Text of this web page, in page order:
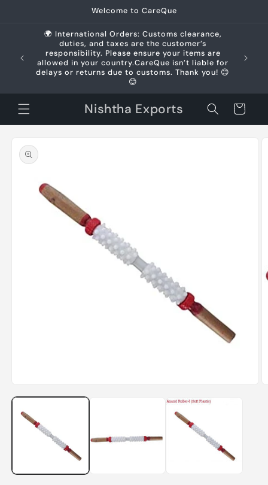
Welcome to CareQue
🌍 International Orders: Customs clearance,
duties, and taxes are the customer’s
responsibility. Please ensure your items are
allowed in your country.CareQue isn’t liable for
delays or returns due to customs. Thank you! 😊
😊
Nishtha Exports Cart
product
information
media
modal